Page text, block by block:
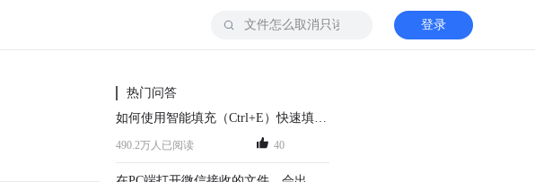
登录
热门问答
如何使用智能填充（Ctrl+E）快速填充数据？
490.2万人已阅读 40